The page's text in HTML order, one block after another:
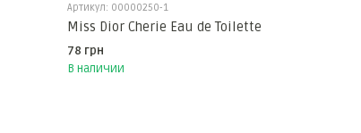
Артикул: 00000250-1
Miss Dior Cherie Eau de Toilette
78 грн
В наличии